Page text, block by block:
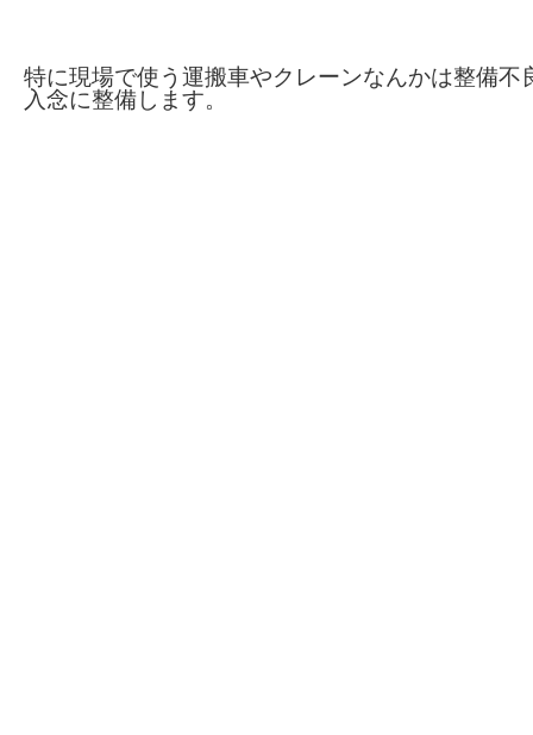
特に現場で使う運搬車やクレーンなんかは整備不
入念に整備します。